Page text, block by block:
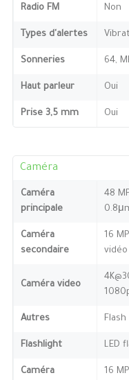
Radio FM Non
Types d'alertes
Sonneries 64,
Haut parleur Oui
Prise 3,5 mm Oui
Caméra
Caméra
principale
48
Caméra
secondaire
16
Caméra video
Autres Flash
Flashlight LED
Caméra
16